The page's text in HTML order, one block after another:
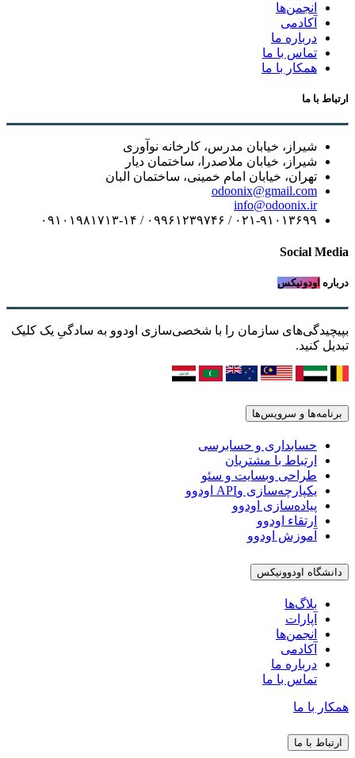
انجمن‌ها
آکادمی
درباره ما
تماس با ما
همکار با ما
ارتباط با ما
شیراز، خیابان مدرس، کارخانه نوآوری
شیراز، خیابان ملاصدرا، ساختمان دیار
تهران، خیابان امام خمینی، ساختمان البان
odoonix@gmail.com
info@odoonix.ir
۰۲۱-۹۱۰۱۳۶۹۹ / ۰۹۹۶۱۲۳۹۷۴۶ / ۰۹۱۰۱۹۸۱۷۱۳-۱۴
Social Media
درباره اودونیکس
بپیچیدگی‌های سازمان را با شخصی‌سازی اودوو به سادگیِ یک کلیک
تبدیل کنید.
برنامه‌ها و سرویس‌ها
حسابداری و حسابرسی
ارتباط با مشتریان
طراحی وبسایت و سئو
یکپارچه‌سازی وAPI اودوو
پیاده‌سازی اودوو
ارتقاء اودوو
آموزش اودوو
دانشگاه اودوونیکس
بلاگ‌ها
آپارات
انجمن‌ها
آکادمی
درباره ما
تماس با ما
همکار با ما
ارتباط با ما